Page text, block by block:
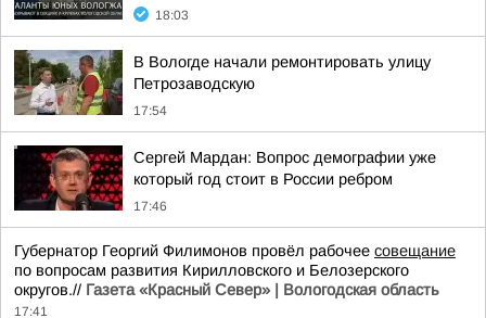
18:03
В Вологде начали ремонтировать улицу
Петрозаводскую
17:54
Сергей Мардан: Вопрос демографии уже
который год стоит в России ребром
17:46
Губернатор Георгий Филимонов провёл рабочее совещание
по вопросам развития Кирилловского и Белозерского
округов.// Газета «Красный Север» | Вологодская область
17:41